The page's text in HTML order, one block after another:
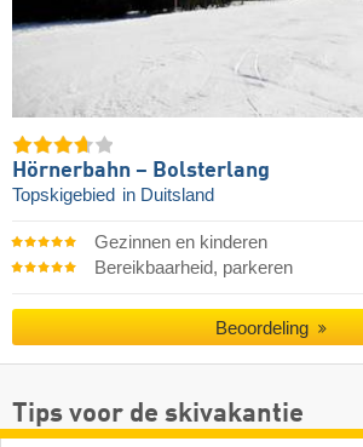
Hörnerbahn – Bolsterlang
Topskigebied in Duitsland
Gezinnen en kinderen
Bereikbaarheid, parkeren
Beoordeling
Tips voor de skivakantie